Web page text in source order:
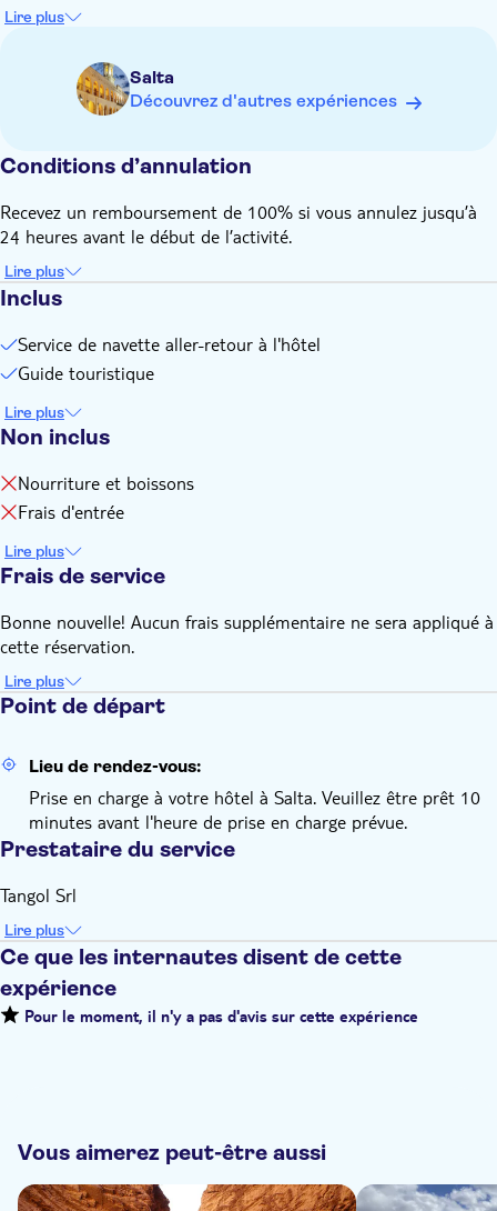
paisibles de Salta
Lire plus
Salta
Découvrez d'autres expériences
Conditions d’annulation
Recevez un remboursement de 100% si vous annulez jusqu’à
24 heures avant le début de l’activité.
Lire plus
Inclus
Service de navette aller-retour à l'hôtel
Guide touristique
Lire plus
Non inclus
Nourriture et boissons
Frais d'entrée
Lire plus
Frais de service
Bonne nouvelle! Aucun frais supplémentaire ne sera appliqué à
cette réservation.
Lire plus
Point de départ
Lieu de rendez-vous:
Prise en charge à votre hôtel à Salta. Veuillez être prêt 10
minutes avant l'heure de prise en charge prévue.
Prestataire du service
Tangol Srl
Lire plus
Ce que les internautes disent de cette
expérience
Pour le moment, il n'y a pas d'avis sur cette expérience
Vous aimerez peut-être aussi